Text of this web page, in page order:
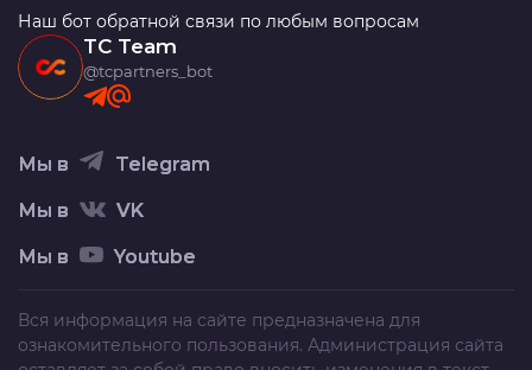
Наш бот обратной связи по любым вопросам
TC Team
@tcpartners_bot
Мы в Telegram
Мы в VK
Мы в Youtube
Вся информация на сайте предназначена для
ознакомительного пользования. Администрация сайта